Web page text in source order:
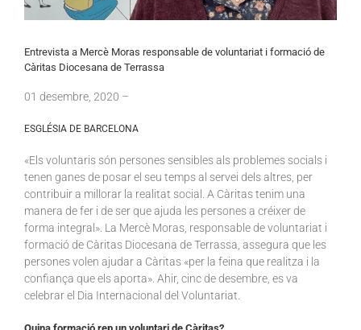
Entrevista a Mercè Moras responsable de voluntariat i formació de
Càritas Diocesana de Terrassa
01 desembre , 2020 –
ESGLÉSIA DE BARCELONA
«Els voluntaris són persones sensibles als problemes socials i
tenen ganes de posar el seu temps al servei dels altres, per
contribuir a millorar la realitat social. A Càritas tenim una
manera de fer i de ser que ajuda les persones a créixer de
forma integral». La Mercè Moras, responsable de voluntariat i
formació de Càritas Diocesana de Terrassa, assegura que les
persones volen ajudar a Càritas «per la feina que realitza i la
confiança que els aporta». Ahir, cinc de desembre, es va
celebrar el Dia Internacional del Voluntariat.